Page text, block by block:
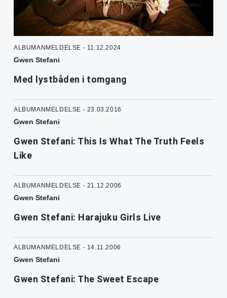
ALBUMANMELDELSE - 11.12.2024
Gwen Stefani
Med lystbåden i tomgang
ALBUMANMELDELSE - 23.03.2016
Gwen Stefani
Gwen Stefani: This Is What The Truth Feels
Like
ALBUMANMELDELSE - 21.12.2006
Gwen Stefani
Gwen Stefani: Harajuku Girls Live
ALBUMANMELDELSE - 14.11.2006
Gwen Stefani
Gwen Stefani: The Sweet Escape